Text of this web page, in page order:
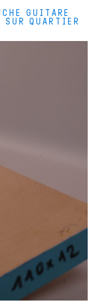
GUITARE
QUARTIER